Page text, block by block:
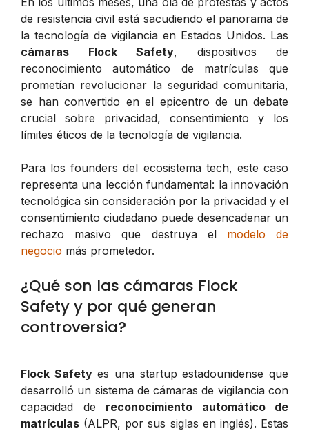
de resistencia civil está sacudiendo el panorama de
la tecnología de vigilancia en Estados Unidos. Las
cámaras Flock Safety, dispositivos de
reconocimiento automático de matrículas que
prometían revolucionar la seguridad comunitaria,
se han convertido en el epicentro de un debate
crucial sobre privacidad, consentimiento y los
límites éticos de la tecnología de vigilancia.
Para los founders del ecosistema tech, este caso
representa una lección fundamental: la innovación
tecnológica sin consideración por la privacidad y el
consentimiento ciudadano puede desencadenar un
rechazo masivo que destruya el modelo de
negocio más prometedor.
¿Qué son las cámaras Flock
Safety y por qué generan
controversia?
Flock Safetyes una startup estadounidense que
desarrolló un sistema de cámaras de vigilancia con
capacidad de reconocimiento automático de
matrículas (ALPR, por sus siglas en inglés). Estas